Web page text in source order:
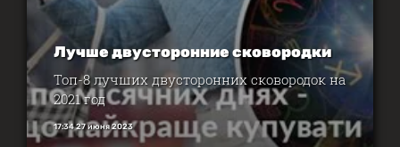
Лучше двусторонние сковородки
Топ-8 лучших двусторонних сковородок на
2021 год
17:34 27 июня 2023